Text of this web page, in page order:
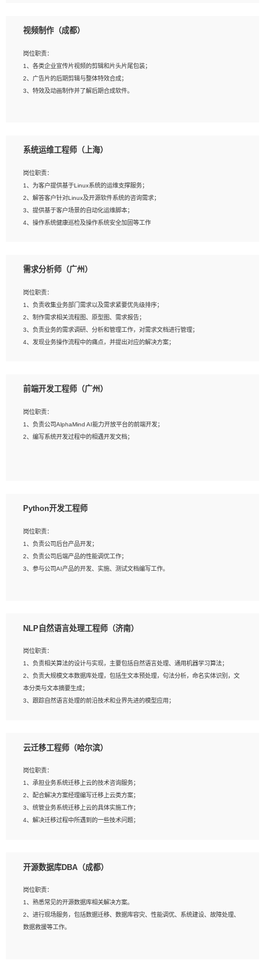
上；
3、想象力丰富, 有一定的艺术审美深度；
4、有良好的场景特效搭建功底；
5、熟悉 3Ds Max 或者 Maya；
6、有良好的沟通能力和团队合作意识；
视频制作（成都）
岗位职责：
1、各类企业宣传片视频的剪辑和片头片尾包装；
2、广告片的后期剪辑与整体特效合成；
3、特效及动画制作并了解后期合成软件。
2、熟练使用After Effect、Photo Shop、熟练掌握视频剪辑和特效包装软件；
4、在剪辑上会思考，有一定编导思维；
5、踏实， 勤奋，愿意在工作中不断学习，提高自我；
6、能与同事友好相处。
系统运维工程师（上海）
岗位职责：
1、为客户提供基于Linux系统的运维支撑服务；
2、解答客户针对Linux及开源软件系统的咨询需求；
3、提供基于客户场景的自动化运维脚本；
4、操作系统健康巡检及操作系统安全加固等工作
1、全日制本科计算机相关专业毕业，3年以上相关工作经验；
3、熟练使用脚本语言，shell/python任一种，熟练使用Ansible
4、熟悉linux常见服务、中间件的基本原理、部署以及故障处理，如：Mysql、
Apache、Nginx、Zabbix、Kafka等
5、熟悉主流虚拟化技术，如：VMware、KVM
6、具备网络方面的基础知识，熟悉常见的网络协议，如TCP/IP，转发原理，路由优
8、有良好的文档编写能力和沟通能力，有RHCE证书优先
需求分析师（广州）
岗位职责：
1、负责收集业务部门需求以及需求紧要优先级排序；
2、制作需求相关流程图、原型图、需求报告；
3、负责业务的需求调研、分析和管理工作，对需求文档进行管理；
4、发现业务操作流程中的痛点，并提出对应的解决方案；
岗位要求：
2、熟悉产品及需求规划工具，如:Axure、Xmind、MS Project等；
3、具备良好的交流协调能力，有较强的责任感、工作积极主动；
4、有较强的系统需求分析、文档编写能力、沟通能力；
前端开发工程师（广州）
岗位职责：
1、负责公司AlphaMind AI能力开放平台的前端开发；
2、编写系统开发过程中的相遇开发文档；
3、熟悉react/vue/angular任何一种前端框架，熟悉react优先；
5、善于沟通，具有团队意识；
Python开发工程师
岗位职责：
1、负责公司后台产品开发；
2、负责公司后端产品的性能调优工作；
3、参与公司AI产品的开发、实施、测试文档编写工作。
验的更佳；
3、熟悉数据库开发，熟悉Mysql、Oracle、MongoDb数据库应用开发其中一种；
4、熟悉Python Wed框架（Django/Flask...）代码能力优秀，熟悉编码规范和具备
良好的文档编写能力）；
5、沟通表达能力强，具备团队协作能力。
NLP自然语言处理工程师（济南）
岗位职责：
1、负责相关算法的设计与实现，主要包括自然语言处理、通用机器学习算法；
2、负责大规模文本数据库处理，包括生文本预处理，句法分析，命名实体识别，文
本分类与文本摘要生成；
3、跟踪自然语言处理的前沿技术和业界先进的模型应用；
岗位要求：
2、熟悉tensorflow，keras，pytorch等常规深度学习框架，快速根据客户需求实现
有效的模型；
3、熟悉掌握至少一种编程语言，如：Python，Java；
4、 熟悉NLP相关算法与实现；
5、至少有一次及以上问答系统的项目实践，熟悉问答系统全流程开发者优先；
云迁移工程师（哈尔滨）
岗位职责：
1、承担业务系统迁移上云的技术咨询服务；
2、配合解决方案经理编写迁移上云类方案；
3、统管业务系统迁移上云的具体实施工作；
4、解决迁移过程中所遇到的一些技术问题；
1、专科及以上学历，三年以上工作经验，计算机等相关专业；
3、熟悉常见操作系统、存储、网络、 IO 等相关原理；
4、具有迁移工具实操经验，具备P2V、V2V迁移能力；
5、熟练华为、VMware虚拟化、云计算及云存储技术；
6、熟悉主流数据库、应用服务器、中间件部署架构和运维方法；
开源数据库DBA（成都）
岗位职责：
1、熟悉常见的开源数据库相关解决方案。
2、进行现场服务，包括数据迁移、数据库容灾、性能调优、系统建设、故障处理、
数据救援等工作。